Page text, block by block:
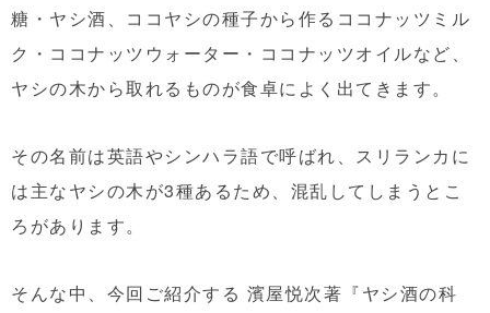
糖・ヤシ酒、ココヤシの種子から作るココナッツミル
ク・ココナッツウォーター・ココナッツオイルなど、
ヤシの木から取れるものが食卓によく出てきます。
その名前は英語やシンハラ語で呼ばれ、スリランカに
は主なヤシの木が3種あるため、混乱してしまうとこ
ろがあります。
そんな中、今回ご紹介する 濱屋悦次著『ヤシ酒の科